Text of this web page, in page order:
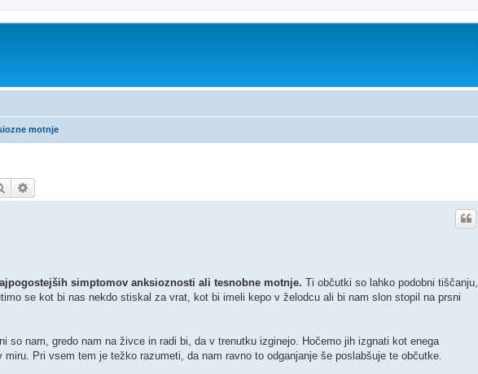
motnje
Search
simptomov anksioznosti ali tesnobne motnje. Ti občutki so lahko podobni tiščanju,
se kot bi nas nekdo stiskal za vrat, kot bi imeli kepo v želodcu ali bi nam slon stopil na prsni
so nam, gredo nam na živce in radi bi, da v trenutku izginejo. Hočemo jih izgnati kot enega
Pri vsem tem je težko razumeti, da nam ravno to odganjanje še poslabšuje te občutke.